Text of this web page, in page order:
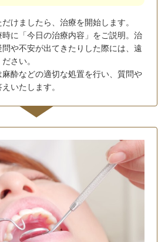
けましたら、治療を開始します。
に「今日の治療内容」をご説明。治
や不安が出てきたりした際には、遠
さい。
酔などの適切な処置を行い、質問や
いたします。